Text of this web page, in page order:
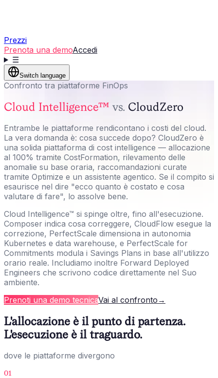
Prezzi
Prenota una demoAccedi
☰
Switch language
Confronto tra piattaforme FinOps
Cloud Intelligence™ vs. CloudZero
Entrambe le piattaforme rendicontano i costi del cloud.
La vera domanda è: cosa succede dopo? CloudZero è
una solida piattaforma di cost intelligence — allocazione
al 100% tramite CostFormation, rilevamento delle
anomalie su base oraria, raccomandazioni curate
tramite Optimize e un assistente agentico. Se il compito si
esaurisce nel dire "ecco quanto è costato e cosa
valutare di fare", lo assolve bene.
Cloud Intelligence™ si spinge oltre, fino all'esecuzione.
Composer indica cosa correggere, CloudFlow esegue la
correzione, PerfectScale dimensiona in autonomia
Kubernetes e data warehouse, e PerfectScale for
Commitments modula i Savings Plans in base all'utilizzo
orario reale. Includiamo inoltre Forward Deployed
Engineers che scrivono codice direttamente nel Suo
ambiente.
Prenoti una demo tecnicaVai al confronto →
L'allocazione è il punto di partenza.
L'esecuzione è il traguardo.
dove le piattaforme divergono
01